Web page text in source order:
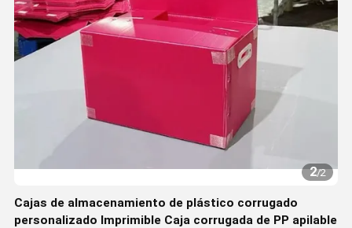
2/2
Cajas de almacenamiento de plástico corrugado
personalizado Imprimible Caja corrugada de PP apilable